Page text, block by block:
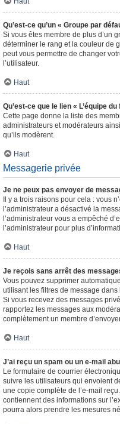
Qu’est-ce qu’un « Groupe par
Si vous êtes membre de plus d’un
déterminer le rang et la couleur de
peut vous permettre de changer
l’utilisateur.
Haut
Qu’est-ce que le lien « L’équipe
Cette page donne la liste des
administrateurs et modérateurs
qu’ils modèrent.
Haut
Messagerie privée
Je ne peux pas envoyer de
Il y a trois raisons pour cela : vous
l’administrateur a désactivé la
l’administrateur vous a empêché
l’administrateur pour plus
Haut
Je reçois sans arrêt des
Vous pouvez supprimer
utilisant les filtres de message
Si vous recevez des messages
rapportez les messages aux
complètement un membre
Haut
J’ai reçu un spam ou un e-mail
Le formulaire de courrier
suivre les utilisateurs qui envoient
une copie complète de l’e-mail
contiennent des informations sur
pourra alors prendre les mesures